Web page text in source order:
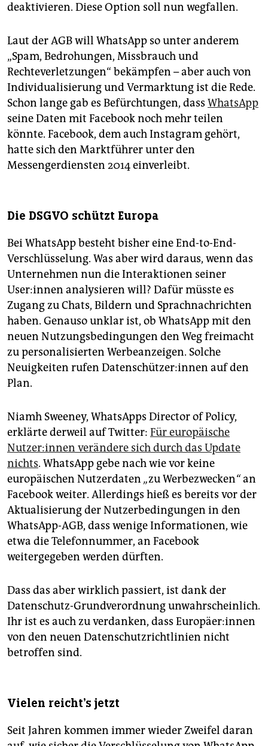
deaktivieren. Diese Option soll nun wegfallen.
Laut der AGB will WhatsApp so unter anderem
„Spam, Bedrohungen, Missbrauch und
Rechteverletzungen“ bekämpfen – aber auch von
Individualisierung und Vermarktung ist die Rede.
Schon lange gab es Befürchtungen, dass WhatsApp
seine Daten mit Facebook noch mehr teilen
könnte. Facebook, dem auch Instagram gehört,
hatte sich den Marktführer unter den
Messengerdiensten 2014 einverleibt.
Die DSGVO schützt Europa
Bei WhatsApp besteht bisher eine End-to-End-
Verschlüsselung. Was aber wird daraus, wenn das
Unternehmen nun die Interaktionen seiner
User:innen analysieren will? Dafür müsste es
Zugang zu Chats, Bildern und Sprachnachrichten
haben. Genauso unklar ist, ob WhatsApp mit den
neuen Nutzungsbedingungen den Weg freimacht
zu personalisierten Werbeanzeigen. Solche
Neuigkeiten rufen Datenschützer:innen auf den
Plan.
Niamh Sweeney, WhatsApps Director of Policy,
erklärte derweil auf Twitter: Für europäische
Nutzer:innen verändere sich durch das Update
nichts. WhatsApp gebe nach wie vor keine
europäischen Nutzerdaten „zu Werbezwecken“an
Facebook weiter. Allerdings hieß es bereits vor der
Aktualisierung der Nutzerbedingungen in den
WhatsApp-AGB, dass wenige Informationen, wie
etwa die Telefonnummer, an Facebook
weitergegeben werden dürften.
Dass das aber wirklich passiert, ist dank der
Datenschutz-Grundverordnung unwahrscheinlich.
Ihr ist es auch zu verdanken, dass Europäer:innen
von den neuen Datenschutzrichtlinien nicht
betroffen sind.
Vielen reicht's jetzt
Seit Jahren kommen immer wieder Zweifel daran